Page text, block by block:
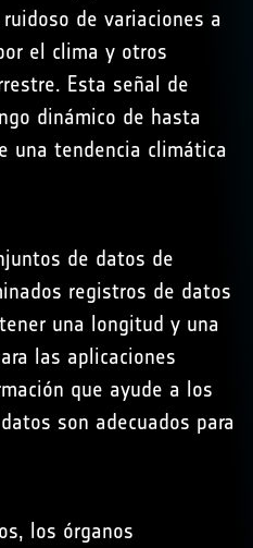
de variaciones a
el clima y otros
Esta señal de
dinámico de hasta
una tendencia climática
de datos de
registros de datos
una longitud y una
las aplicaciones
que ayude a los
son adecuados para
los órganos